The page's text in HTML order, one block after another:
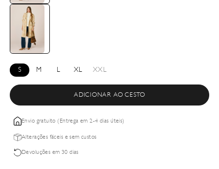
S M L XL XXL
ADICIONAR AO CESTO
Envio gratuito (Entrega em 2-4 dias úteis)
Alterações fáceis e sem custos
Devoluções em 30 dias